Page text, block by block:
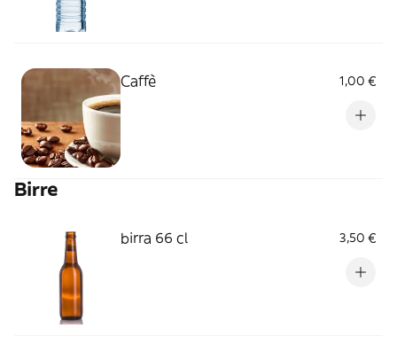
Caffè 1,00 €
Birre
birra 66 cl 3,50 €